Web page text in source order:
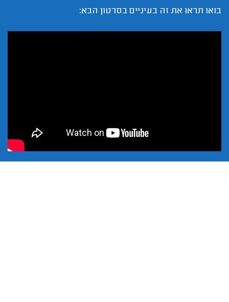
בואו תראו את זה בעיניים בסרטון הבא: